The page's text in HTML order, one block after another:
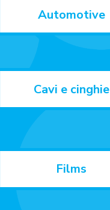
Automotive
Cavi e cinghie
Films